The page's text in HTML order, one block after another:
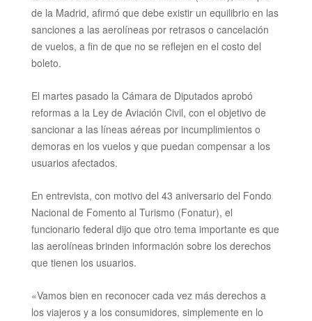
de la Madrid, afirmó que debe existir un equilibrio en las
sanciones a las aerolíneas por retrasos o cancelación
de vuelos, a fin de que no se reflejen en el costo del
boleto.
El martes pasado la Cámara de Diputados aprobó
reformas a la Ley de Aviación Civil, con el objetivo de
sancionar a las líneas aéreas por incumplimientos o
demoras en los vuelos y que puedan compensar a los
usuarios afectados.
En entrevista, con motivo del 43 aniversario del Fondo
Nacional de Fomento al Turismo (Fonatur), el
funcionario federal dijo que otro tema importante es que
las aerolíneas brinden información sobre los derechos
que tienen los usuarios.
«Vamos bien en reconocer cada vez más derechos a
los viajeros y a los consumidores, simplemente en lo